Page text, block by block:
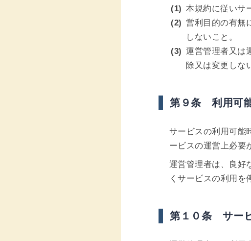
本規約に従いサ
営利目的の有無
しないこと。
運営管理者又は
除又は変更しな
第９条 利用可
サービスの利用可能
ービスの運営上必要
運営管理者は、良好
くサービスの利用を
第１０条 サー